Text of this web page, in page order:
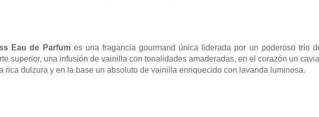
Eau de Parfumes una fragancia gourmand única liderada por un poderoso trío
superior, una infusión de vainilla con tonalidades amaderadas, en el corazón un
rica dulzura y en la base un absoluto de vainilla enriquecido con lavanda luminosa.